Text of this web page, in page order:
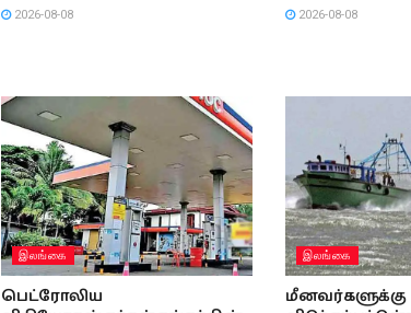
2026-08-08 2026-08-08
இலங்கை
பெட்ரோலிய
இலங்கை
மீனவர்களுக்கு